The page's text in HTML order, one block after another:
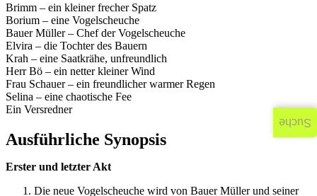
Brimm – ein kleiner frecher Spatz
Borium – eine Vogelscheuche
Bauer Müller – Chef der Vogelscheuche
Elvira – die Tochter des Bauern
Krah – eine Saatkrähe, unfreundlich
Herr Bö – ein netter kleiner Wind
Frau Schauer – ein freundlicher warmer Regen
Selina – eine chaotische Fee
Ein Versredner
Ausführliche Synopsis
Erster und letzter Akt
Die neue Vogelscheuche wird von Bauer Müller und seiner
Suche